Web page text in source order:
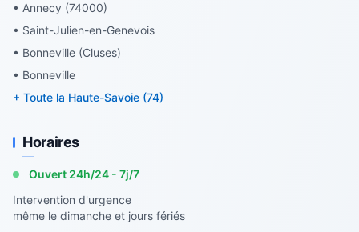
• Annecy (74000)
• Saint-Julien-en-Genevois
• Bonneville (Cluses)
• Bonneville
+ Toute la Haute-Savoie (74)
Horaires
Ouvert 24h/24 - 7j/7
Intervention d'urgence
même le dimanche et jours fériés